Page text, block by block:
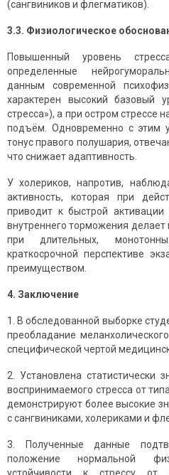
(сангвиников и флегматиков).
3.3. Физиологическое
Повышенный уровень
определенные
данным современной
характерен высокий базовый
стресса»), а при остром стрессе
подъём. Одновременно с этим
тонус правого полушария,
что снижает адаптивность.
У холериков, напротив,
активность, которая при
приводит к быстрой активации
внутреннего торможения
при длительных,
краткосрочной перспективе
преимуществом.
4. Заключение
1. В обследованной выборке
преобладание
специфической чертой
2. Установлена статистически
воспринимаемого стресса от
демонстрируют более высокие
с сангвиниками, холериками и
3. Полученные данные
положение нормальной